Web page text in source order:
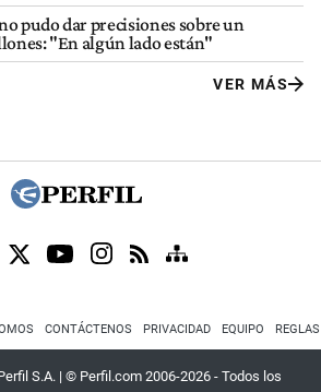
pudo dar precisiones sobre un
"En algún lado están"
VER MÁS
CONTÁCTENOS PRIVACIDAD EQUIPO
S.A. | © Perfil.com 2006-2026 - Todos los